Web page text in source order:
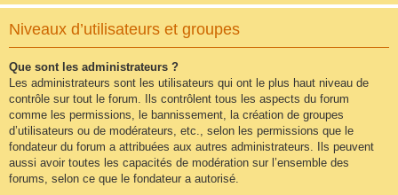
Niveaux d’utilisateurs et groupes
Que sont les administrateurs ?
Les administrateurs sont les utilisateurs qui ont le plus haut niveau de
contrôle sur tout le forum. Ils contrôlent tous les aspects du forum
comme les permissions, le bannissement, la création de groupes
d’utilisateurs ou de modérateurs, etc., selon les permissions que le
fondateur du forum a attribuées aux autres administrateurs. Ils peuvent
aussi avoir toutes les capacités de modération sur l’ensemble des
forums, selon ce que le fondateur a autorisé.